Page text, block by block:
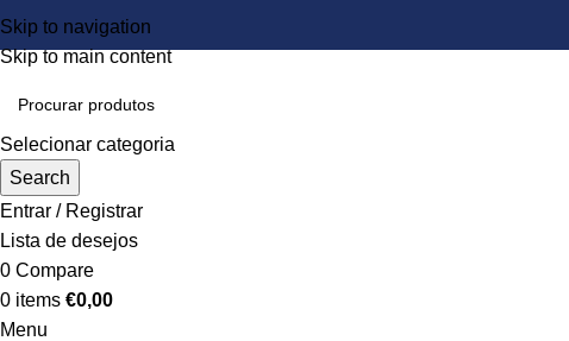
Skip to navigation
Skip to main content
Selecionar categoria
Search
Entrar / Registrar
Lista de desejos
0 Compare
0 items €0,00
Menu